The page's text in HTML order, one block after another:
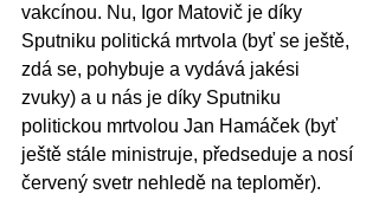
vakcínou. Nu, Igor Matovič je díky
Sputniku politická mrtvola (byť se ještě,
zdá se, pohybuje a vydává jakési
zvuky) a u nás je díky Sputniku
politickou mrtvolou Jan Hamáček (byť
ještě stále ministruje, předseduje a nosí
červený svetr nehledě na teploměr).